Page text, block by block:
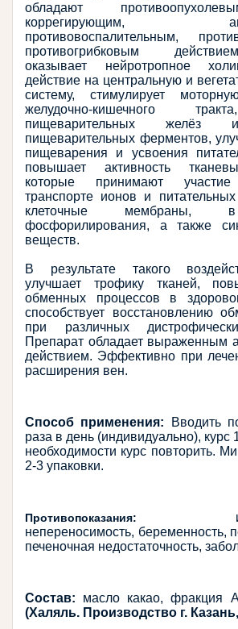
обладают
коррегирующим,
противовоспалительным,
противогрибковым
оказывает нейротропное
действие на центральную и
систему, стимулирует
желудочно-кишечного
пищеварительных желёз
пищеварительных ферментов,
пищеварения и усвоения
повышает активность
которые принимают
транспорте ионов и
клеточные мембраны,
фосфорилирования, а также
веществ.
В результате такого
улучшает трофику тканей,
обменных процессов в
способствует восстановлению
при различных
Препарат обладает выраженным
действием. Эффективно при
расширения вен.
Способ применения: Вводить
раза в день (индивидуально), курс
необходимости курс повторить.
2-3 упаковки.
Противопоказания:
непереносимость, беременность,
печеночная недостаточность,
Состав:
(Халяль. Производство г.